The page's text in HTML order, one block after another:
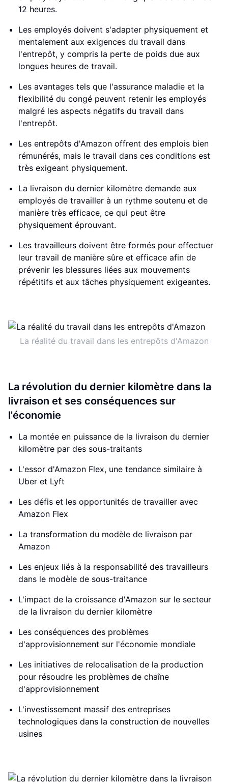
12 heures.
Les employés doivent s'adapter physiquement et
mentalement aux exigences du travail dans
l'entrepôt, y compris la perte de poids due aux
longues heures de travail.
Les avantages tels que l'assurance maladie et la
flexibilité du congé peuvent retenir les employés
malgré les aspects négatifs du travail dans
l'entrepôt.
Les entrepôts d'Amazon offrent des emplois bien
rémunérés, mais le travail dans ces conditions est
très exigeant physiquement.
La livraison du dernier kilomètre demande aux
employés de travailler à un rythme soutenu et de
manière très efficace, ce qui peut être
physiquement éprouvant.
Les travailleurs doivent être formés pour effectuer
leur travail de manière sûre et efficace afin de
prévenir les blessures liées aux mouvements
répétitifs et aux tâches physiquement exigeantes.
La réalité du travail dans les entrepôts d'Amazon
La révolution du dernier kilomètre dans la
livraison et ses conséquences sur
l'économie
La montée en puissance de la livraison du dernier
kilomètre par des sous-traitants
L'essor d'Amazon Flex, une tendance similaire à
Uber et Lyft
Les défis et les opportunités de travailler avec
Amazon Flex
La transformation du modèle de livraison par
Amazon
Les enjeux liés à la responsabilité des travailleurs
dans le modèle de sous-traitance
L'impact de la croissance d'Amazon sur le secteur
de la livraison du dernier kilomètre
Les conséquences des problèmes
d'approvisionnement sur l'économie mondiale
Les initiatives de relocalisation de la production
pour résoudre les problèmes de chaîne
d'approvisionnement
L'investissement massif des entreprises
technologiques dans la construction de nouvelles
usines